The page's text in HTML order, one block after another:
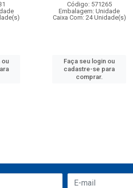
ou
Código: 571265
Embalagem: Unidade
Caixa Com: 24 Unidade(s)
Faça seu login ou
cadastre-se para
comprar.